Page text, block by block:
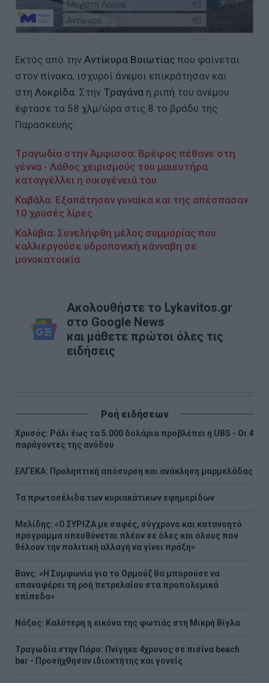
Εκτός από την Αντίκυρα Βοιωτίας που φαίνεται
στον πίνακα, ισχυροί άνεμοι επικράτησαν και
στη Λοκρίδα . Στην Τραγάνα η ριπή του ανέμου
έφτασε τα 58 χλμ/ώρα στις 8 το βράδυ της
Παρασκευής.
Τραγωδία στην Άμφισσα: Βρέφος πέθανε στη
γέννα - Λάθος χειρισμούς του μαιευτήρα
καταγγέλλει η οικογένειά του
Καβάλα: Εξαπάτησαν γυναίκα και της απέσπασαν
10 χρυσές λίρες
Καλύβια: Συνελήφθη μέλος συμμορίας που
καλλιεργούσε υδροπονική κάνναβη σε
μονοκατοικία
Ακολουθήστε το Lykavitos.gr
στο Google News
και μάθετε πρώτοι όλες τις
ειδήσεις
Ροή ειδήσεων
Χρυσός: Ράλι έως τα 5.000 δολάρια προβλέπει η UBS - Οι 4
παράγοντες της ανόδου
ΕΛΓΕΚΑ: Προληπτική απόσυρση και ανάκληση μαρμελάδας
Τα πρωτοσέλιδα των κυριακάτικων εφημερίδων
Μελίδης: «Ο ΣΥΡΙΖΑ με σαφές, σύγχρονο και κατανοητό
πρόγραμμα απευθύνεται πλέον σε όλες και όλους που
θέλουν την πολιτική αλλαγή να γίνει πράξη»
Βανς: «Η Συμφωνία για το Ορμούζ θα μπορούσε να
επαναφέρει τη ροή πετρελαίου στα προπολεμικά
επίπεδα»
Νάξος: Καλύτερη η εικόνα της φωτιάς στη Μικρή Βίγλα
Τραγωδία στην Πάρο: Πνίγηκε 4χρονος σε πισίνα beach
bar - Προσήχθησαν ιδιοκτήτης και γονείς